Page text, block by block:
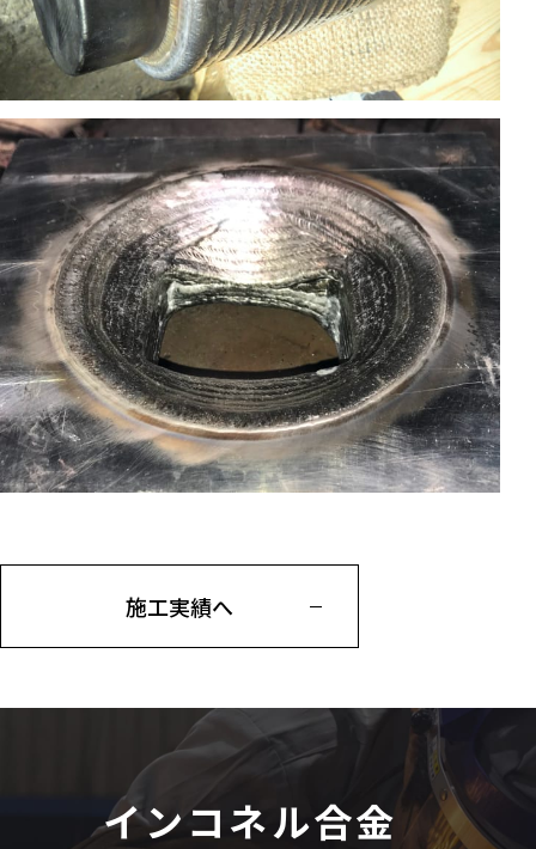
施工実績へ
インコネル合金